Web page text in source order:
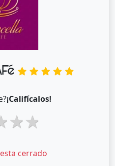
¡Califícalos!
4 stars
3 stars
stars
cerrado